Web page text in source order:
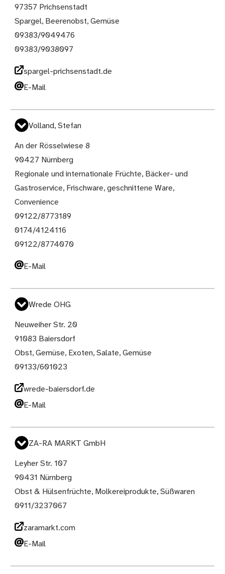
97357 Prichsenstadt
Spargel, Beerenobst, Gemüse
09383/9049476
09383/9038097
spargel-prichsenstadt.de
E-Mail
Volland, Stefan
An der Rösselwiese 8
90427 Nürnberg
Regionale und internationale Früchte, Bäcker- und
Gastroservice, Frischware, geschnittene Ware,
Convenience
09122/8773189
0174/4124116
09122/8774070
E-Mail
Wrede OHG
Neuweiher Str. 20
91083 Baiersdorf
Obst, Gemüse, Exoten, Salate, Gemüse
09133/601023
wrede-baiersdorf.de
E-Mail
ZA-RA MARKT GmbH
Leyher Str. 107
90431 Nürnberg
Obst & Hülsenfrüchte, Molkereiprodukte, Süßwaren
0911/3237067
zaramarkt.com
E-Mail